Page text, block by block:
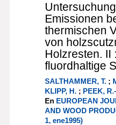
Emissionen
thermischen
von
Holzresten. II
fluordhaltige
SALTHAMMER, T. ;
KLIPP, H. ; PEEK,
En EUROPEAN
AND WOOD
1, ene1995)